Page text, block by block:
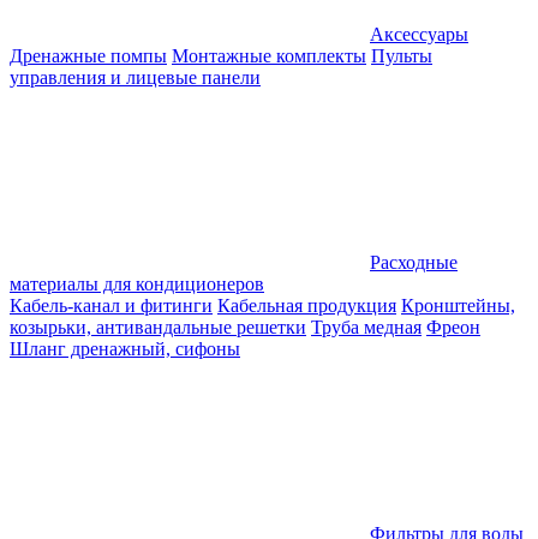
Аксессуары
Дренажные помпы Монтажные комплекты Пульты
управления и лицевые панели
Расходные
материалы для кондиционеров
Кабель-канал и фитинги Кабельная продукция Кронштейны,
козырьки, антивандальные решетки Труба медная Фреон
Шланг дренажный, сифоны
Фильтры для воды